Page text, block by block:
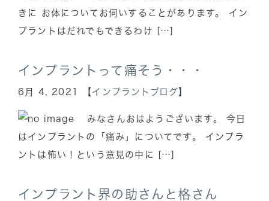
きに お体についてお伺いすることがあります。 イン
プラントはだれでもできるわけ […]
インプラントって痛そう・・・
6月 4, 2021 【 インプラントブログ 】
みなさんおはようございます。 今日
はインプラントの「痛み」についてです。 インプラ
ントは怖い！という意見の中に […]
インプラント界の助さんと格さん